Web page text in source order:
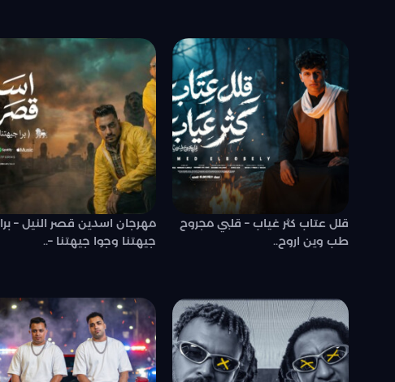
قلل عتاب كثر غياب – قلبي مجروح
طب وين اروح..
مهرجان اسدين قصر النيل – برا
جيهتنا وجوا جيهتنا –..